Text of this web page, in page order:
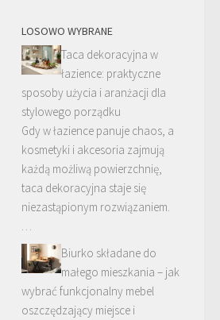
LOSOWO WYBRANE
Taca dekoracyjna w
łazience: praktyczne
sposoby użycia i aranżacji dla
stylowego porządku
Gdy w łazience panuje chaos, a
kosmetyki i akcesoria zajmują
każdą możliwą powierzchnię,
taca dekoracyjna staje się
niezastąpionym rozwiązaniem.
…
Biurko składane do
małego mieszkania – jak
wybrać funkcjonalny mebel
oszczędzający miejsce i